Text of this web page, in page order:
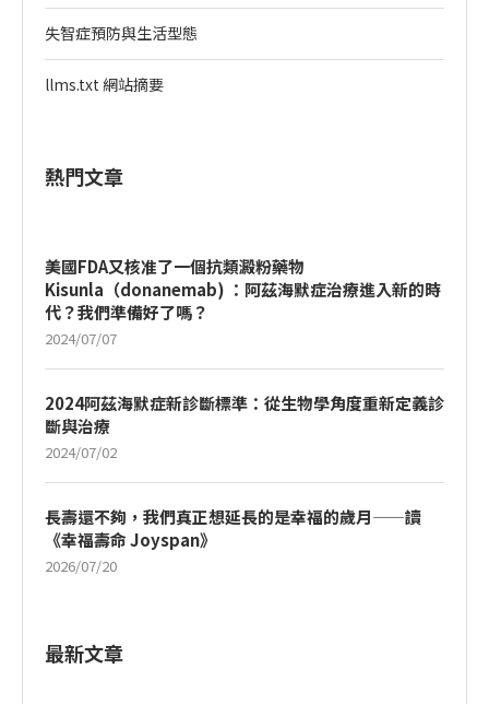
失智症預防與生活型態
llms.txt 網站摘要
熱門文章
美國FDA又核准了一個抗類澱粉藥物
Kisunla（donanemab) ：阿茲海默症治療進入新的時
代？我們準備好了嗎？
2024/07/07
2024阿茲海默症新診斷標準：從生物學角度重新定義診
斷與治療
2024/07/02
長壽還不夠，我們真正想延長的是幸福的歲月——讀
《幸福壽命 Joyspan》
2026/07/20
最新文章